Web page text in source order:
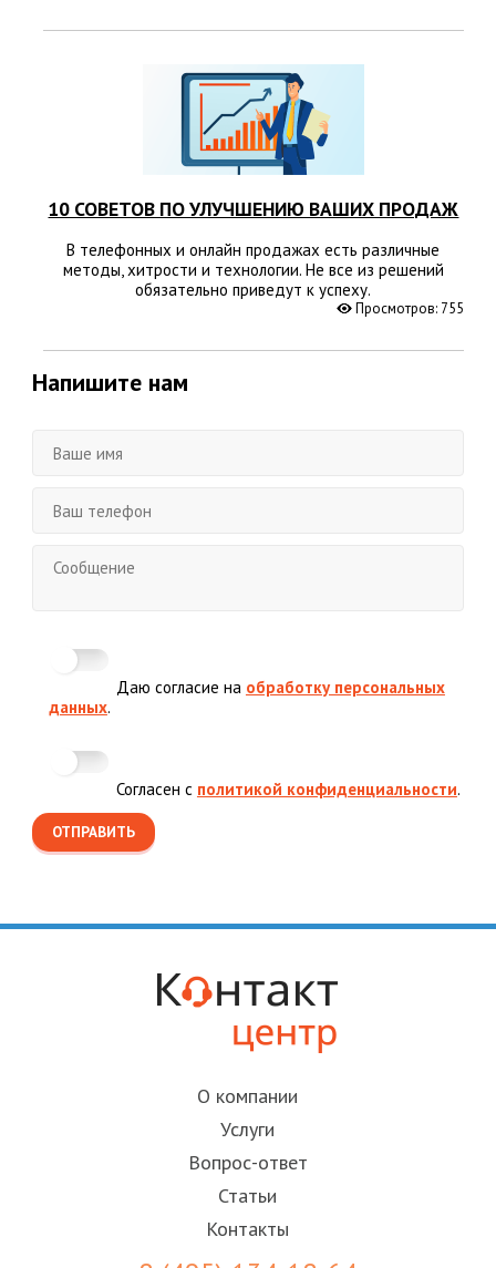
10 СОВЕТОВ ПО УЛУЧШЕНИЮ ВАШИХ ПРОДАЖ
В телефонных и онлайн продажах есть различные
методы, хитрости и технологии. Не все из решений
обязательно приведут к успеху.
Просмотров: 755
Напишите нам
Даю согласие на обработку персональных
данных.
Согласен с политикой конфиденциальности.
О компании
Услуги
Вопрос-ответ
Статьи
Контакты